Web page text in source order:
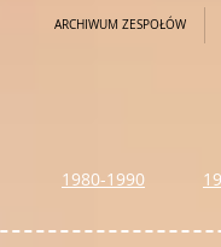
ARCHIWUM ZESPOŁÓW
1980-1990